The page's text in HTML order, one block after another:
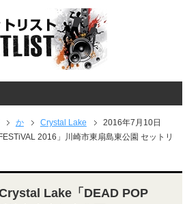
か Crystal Lake
2016年7月10日
2016」川崎市東扇島東公園 セットリ
Lake「DEAD POP